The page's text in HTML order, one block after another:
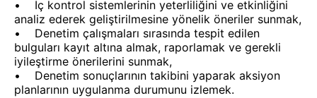
• İç kontrol sistemlerinin yeterliliğini ve etkinliğini
analiz ederek geliştirilmesine yönelik öneriler sunmak,
• Denetim çalışmaları sırasında tespit edilen
bulguları kayıt altına almak, raporlamak ve gerekli
iyileştirme önerilerini sunmak,
• Denetim sonuçlarının takibini yaparak aksiyon
planlarının uygulanma durumunu izlemek.